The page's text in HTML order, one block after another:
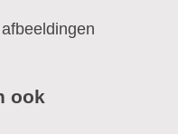
ook